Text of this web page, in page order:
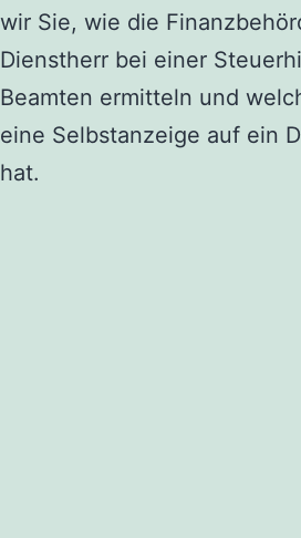
wir Sie, wie die
Dienstherr bei einer
Beamten ermitteln und
eine Selbstanzeige auf ein
hat.